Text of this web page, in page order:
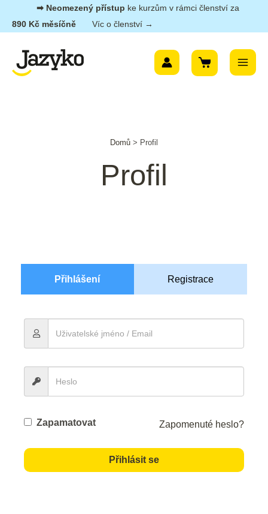
Přeskočit➡︎ Neomezený přístup ke kurzům v rámci členství za
890 Kč měsíčně
Víc o členství →
Menu
Domů > Profil
Profil
Přihlášení Registrace
Zapamatovat Zapomenuté heslo?
Přihlásit se